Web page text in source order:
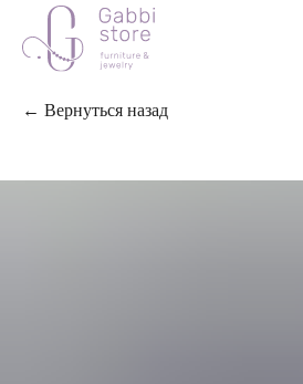
← Вернуться назад